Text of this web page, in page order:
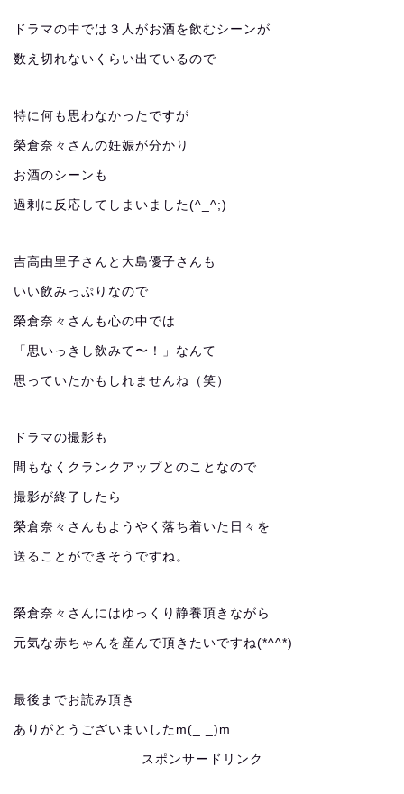
ドラマの中では３人がお酒を飲むシーンが
数え切れないくらい出ているので
特に何も思わなかったですが
榮倉奈々さんの妊娠が分かり
お酒のシーンも
過剰に反応してしまいました(^_^;)
吉高由里子さんと大島優子さんも
いい飲みっぷりなので
榮倉奈々さんも心の中では
「思いっきし飲みて〜！」なんて
思っていたかもしれませんね（笑）
ドラマの撮影も
間もなくクランクアップとのことなので
撮影が終了したら
榮倉奈々さんもようやく落ち着いた日々を
送ることができそうですね。
榮倉奈々さんにはゆっくり静養頂きながら
元気な赤ちゃんを産んで頂きたいですね(*^^*)
最後までお読み頂き
ありがとうございまいしたm(_ _)m
スポンサードリンク